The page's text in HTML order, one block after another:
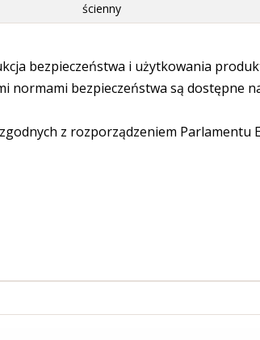
ścienny
bezpieczeństwa i użytkowania
normami bezpieczeństwa są dostępne
z rozporządzeniem Parlamentu